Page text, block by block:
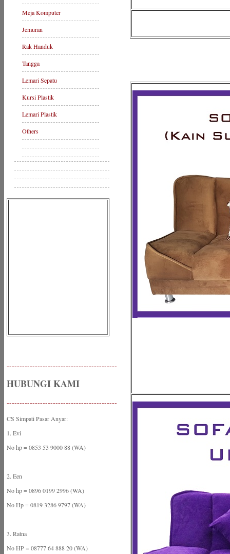
Meja Komputer
Jemuran
Rak Handuk
Tangga
Lemari Sepatu
Kursi Plastik
Lemari Plastik
Others
-------------------------------------------
HUBUNGI KAMI
-------------------------------------------
CS Simpati Pasar Anyar:
1. Evi
No hp = 0853 53 9000 88 (WA)
2. Een
No hp = 0896 0199 2996 (WA)
No Hp = 0819 3286 9797 (WA)
3. Ratna
No HP = 08777 64 888 20 (WA)